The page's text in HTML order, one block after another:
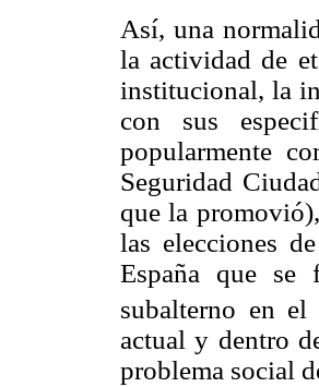
Así, una
la actividad de
institucional, la
con sus
popularmente
Seguridad
que la
las elecciones
España que se
subalterno en
actual y dentro
problema social